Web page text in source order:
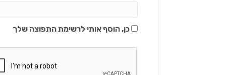
כן, הוסף אותי לרשימת התפוצה שלך